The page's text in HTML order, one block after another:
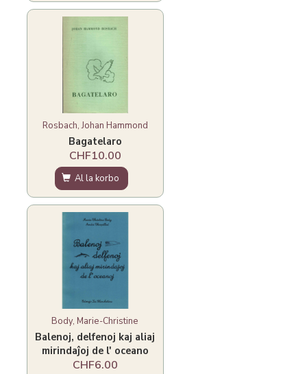
Rosbach, Johan Hammond
Bagatelaro
CHF10.00
Al la korbo
Body, Marie-Christine
Balenoj, delfenoj kaj aliaj
mirindaĵoj de l' oceano
CHF6.00